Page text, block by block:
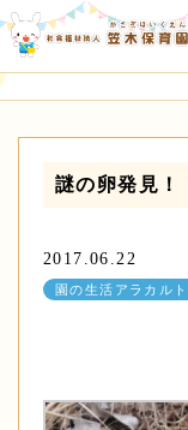
園
謎の卵発見！
2017.06.22
園の生活アラカルト